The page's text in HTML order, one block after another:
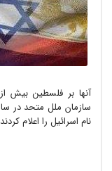
آنها بر فلسطین بیش
نام اسرائیل را اعلام